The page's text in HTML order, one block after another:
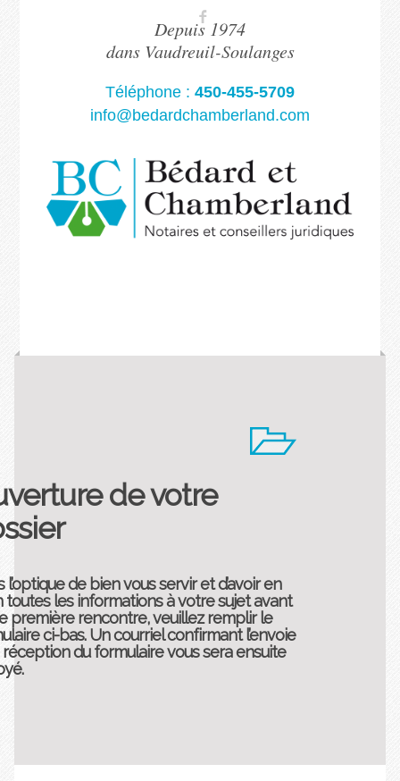
Depuis 1974
dans Vaudreuil-Soulanges
Téléphone : 450-455-5709
info@bedardchamberland.com
de votre
l’optique de bien vous servir et d’avoir en
toutes les informations à votre sujet avant
première rencontre, veuillez remplir le
ci-bas. Un courriel confirmant l’envoie
du formulaire vous sera ensuite